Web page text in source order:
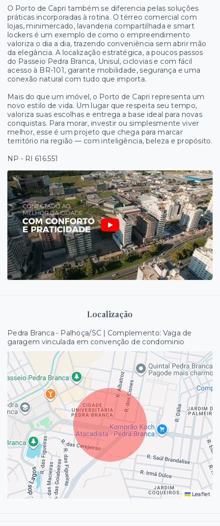
O Porto de Capri também se diferencia pelas soluções
práticas incorporadas à rotina. O térreo comercial com
lojas, minimercado, lavanderia compartilhada e smart
lockers é um exemplo de como o empreendimento
valoriza o dia a dia, trazendo conveniência sem abrir mão
da elegância. A localização estratégica, a poucos passos
do Passeio Pedra Branca, Unisul, ciclovias e com fácil
acesso à BR-101, garante mobilidade, segurança e uma
conexão natural com tudo que importa.
Mais do que um imóvel, o Porto de Capri representa um
novo estilo de vida. Um lugar que respeita seu tempo,
valoriza suas escolhas e entrega a base ideal para novas
conquistas. Para morar, investir ou simplesmente viver
melhor, esse é um projeto que chega para marcar
território na região — com inteligência, beleza e propósito.
NP - RI 616.551
Localização
Pedra Branca - Palhoça/SC | Complemento: Vaga de
garagem vinculada em convenção de condominio
Leaflet